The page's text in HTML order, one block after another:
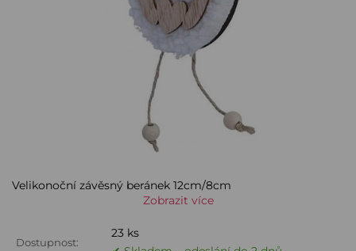
Velikonoční závěsný beránek 12cm/8cm
Zobrazit více
Dostupnost:
23 ks